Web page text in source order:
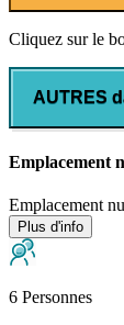
Cliquez sur le
AUTRES
Emplacement
Emplacement nu
Plus d'info
6 Personnes